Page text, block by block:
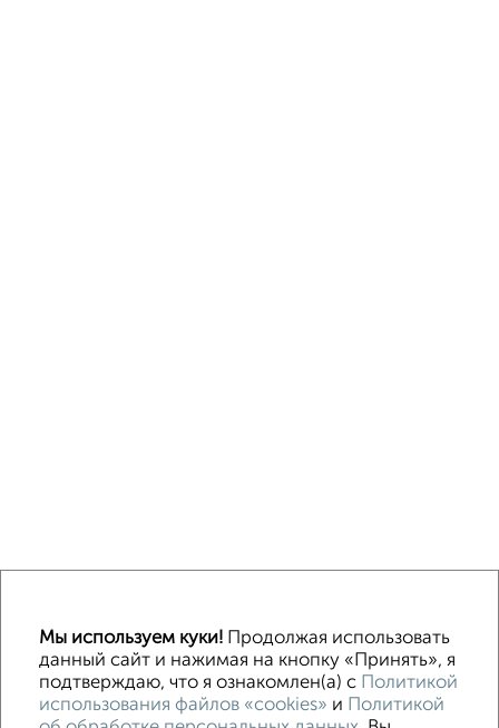
Готовый дом
Контакты
Политика конфиденциальности
Пользовательское соглашение
Мы используем куки!Продолжая использовать
данный сайт и нажимая на кнопку «Принять», я
подтверждаю, что я ознакомлен(а) с Политикой
использования файлов «cookies» и Политикой